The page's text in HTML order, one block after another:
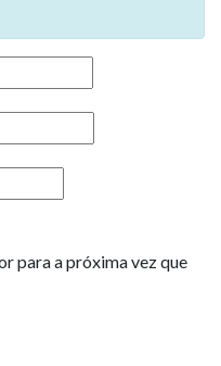
para a próxima vez que